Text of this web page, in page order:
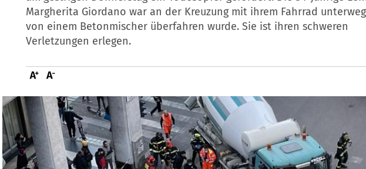
Margherita Giordano war an der Kreuzung mit ihrem Fahrrad
von einem Betonmischer überfahren wurde. Sie ist ihren schweren
Verletzungen erlegen.